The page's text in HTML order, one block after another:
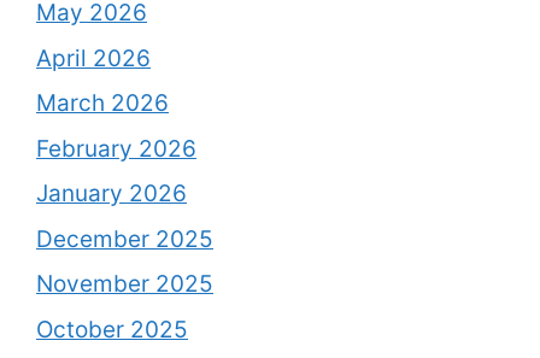
May 2026
April 2026
March 2026
February 2026
January 2026
December 2025
November 2025
October 2025